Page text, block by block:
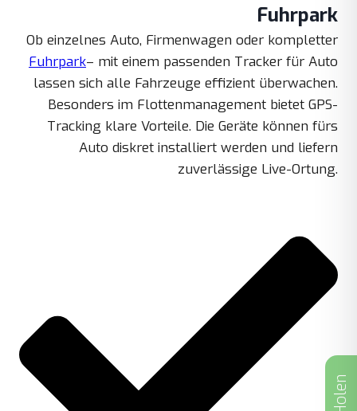
Fuhrpark
Ob einzelnes Auto, Firmenwagen oder kompletter
Fuhrpark– mit einem passenden Tracker für Auto
lassen sich alle Fahrzeuge effizient überwachen.
Besonders im Flottenmanagement bietet GPS-
Tracking klare Vorteile. Die Geräte können fürs
Auto diskret installiert werden und liefern
zuverlässige Live-Ortung.